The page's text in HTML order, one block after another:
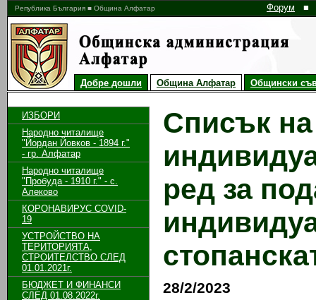
Република България ■ Община Алфатар Форум ■
Добре дошли Община Алфатар Общински
ИЗБОРИ
Народно читалище
"Йордан Йовков - 1894 г."
- гр. Алфатар
Народно читалище
"Пробуда - 1910 г." - с.
Алеково
КОРОНАВИРУС COVID-
19
УСТРОЙСТВО НА
ТЕРИТОРИЯТА,
СТРОИТЕЛСТВО СЛЕД
01.01.2021г.
БЮДЖЕТ И ФИНАНСИ
СЛЕД 01.08.2022г.
Списък
ред за
28/2/2023